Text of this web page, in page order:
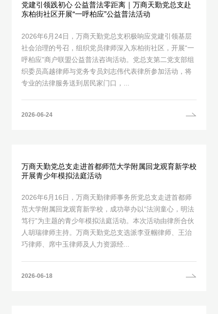
党建引领践初心 公益普法零距离｜万商天勤党总支赴
东柏街社区开展“一呼柏应”公益普法活动
2026年6月24日，万商天勤党总支积极响应党建引领基层
社会治理的号召，组织党员律师深入东柏街社区，开展“一
呼柏应”商户联盟公益普法咨询活动。党总支第二党支部组
织委员高越律师与党务专员刘志伟代表律所参加活动，将
专业的法律服务送到居民家门口，...
2026-06-24
万商天勤党总支走进首都师范大学附属回龙观育新学校
开展青少年模拟法庭活动
2026年6月16日，万商天勤律师事务所党总支走进首都师
范大学附属回龙观育新学校，成功举办以“法润童心，明法
笃行”为主题的青少年模拟法庭活动。本次活动由律所合伙
人胡瑞律师主持。万商天勤党总支选派李亚帼律师、王治
巧律师、席中玉律师及人力资源经...
2026-06-18